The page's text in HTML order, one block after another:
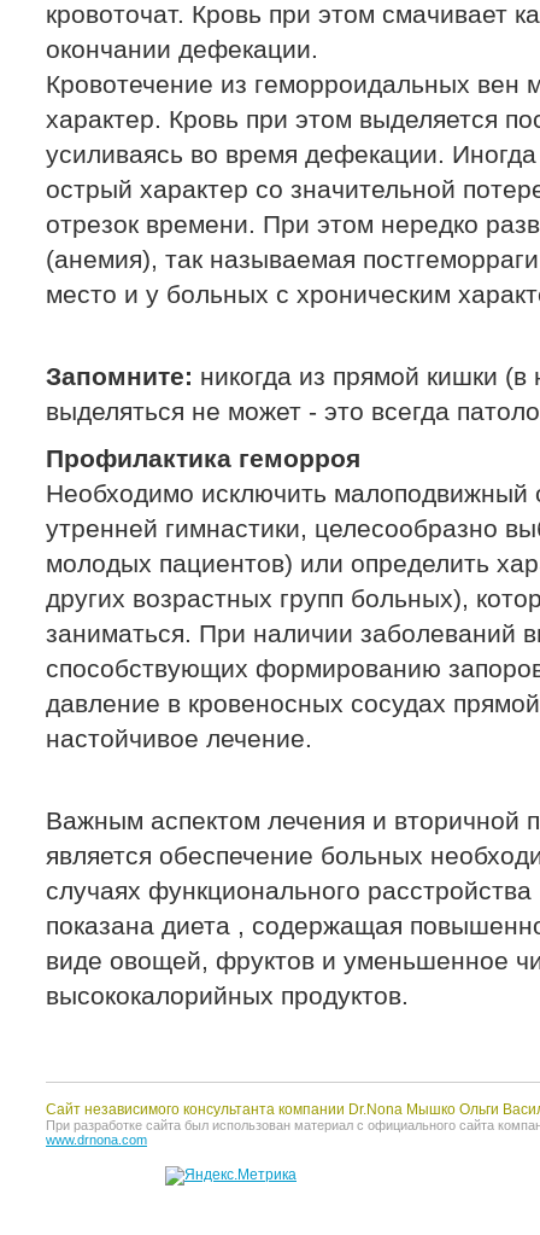
кровоточат. Кровь при этом смачивает
окончании дефекации.
Кровотечение из геморроидальных вен
характер. Кровь при этом выделяется
усиливаясь во время дефекации.
острый характер со значительной
отрезок времени. При этом нередко
(анемия), так называемая
место и у больных с хроническим
Запомните: никогда из прямой кишки
выделяться не может - это всегда
Профилактика геморроя
Необходимо исключить
утренней гимнастики, целесообразно
молодых пациентов) или определить
других возрастных групп больных),
заниматься. При наличии заболеваний
способствующих формированию
давление в кровеносных сосудах
настойчивое лечение.
Важным аспектом лечения и вторичной
является обеспечение больных
случаях функционального
показана диета , содержащая
виде овощей, фруктов и уменьшенное
высококалорийных продуктов.
Сайт независимого консультанта компании Dr.Nona Мышко Ольги
При разработке сайта был использован материал с официального сайта
www.drnona.com